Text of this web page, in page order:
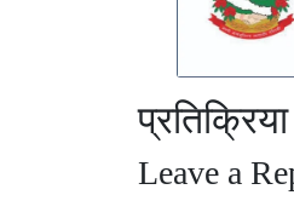
प्रतिक्रिया
Leave a